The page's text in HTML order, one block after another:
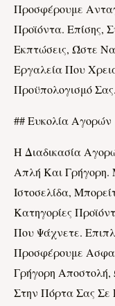
Προσφέρουμε
Προϊόντα. Επίσης,
Εκπτώσεις, Ώστε
Εργαλεία Που
Προϋπολογισμό Σας.
## Ευκολία Αγορών
Η Διαδικασία
Απλή Και Γρήγορη.
Ιστοσελίδα,
Κατηγορίες
Που Ψάχνετε.
Προσφέρουμε
Γρήγορη
Στην Πόρτα Σας Σε